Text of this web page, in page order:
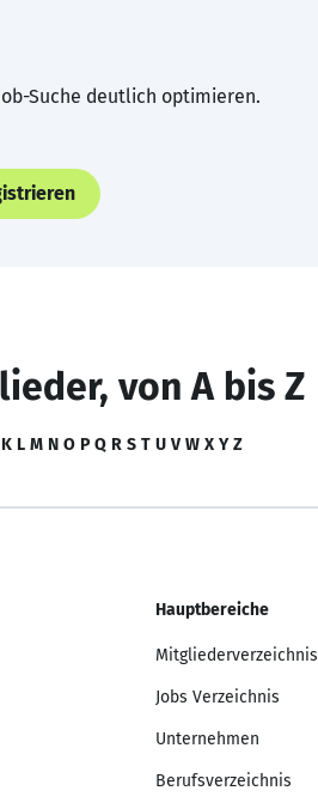
Suche deutlich optimieren.
von A bis Z
K L M N O P Q R S T U V W X Y Z
Hauptbereiche
Mitgliederverzeichnis
Jobs Verzeichnis
Unternehmen
Berufsverzeichnis